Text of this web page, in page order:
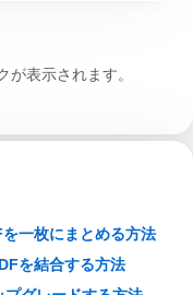
表示されます。
一枚にまとめる方法
を結合する方法